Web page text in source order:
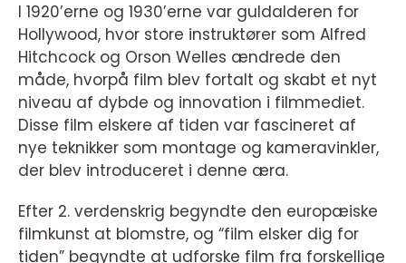
I 1920’erne og 1930’erne var guldalderen for
Hollywood, hvor store instruktører som Alfred
Hitchcock og Orson Welles ændrede den
måde, hvorpå film blev fortalt og skabt et nyt
niveau af dybde og innovation i filmmediet.
Disse film elskere af tiden var fascineret af
nye teknikker som montage og kameravinkler,
der blev introduceret i denne æra.
Efter 2. verdenskrig begyndte den europæiske
filmkunst at blomstre, og “film elsker dig for
tiden” begyndte at udforske film fra forskellige